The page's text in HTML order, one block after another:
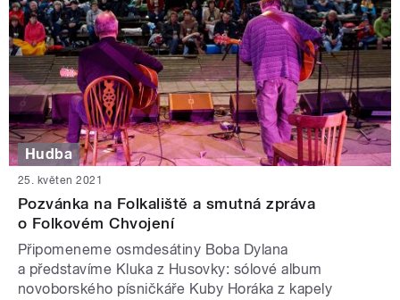
Hudba
25. květen 2021
Pozvánka na Folkaliště a smutná zpráva
o Folkovém Chvojení
Připomeneme osmdesátiny Boba Dylana
a představíme Kluka z Husovky: sólové album
novoborského písničkáře Kuby Horáka z kapely